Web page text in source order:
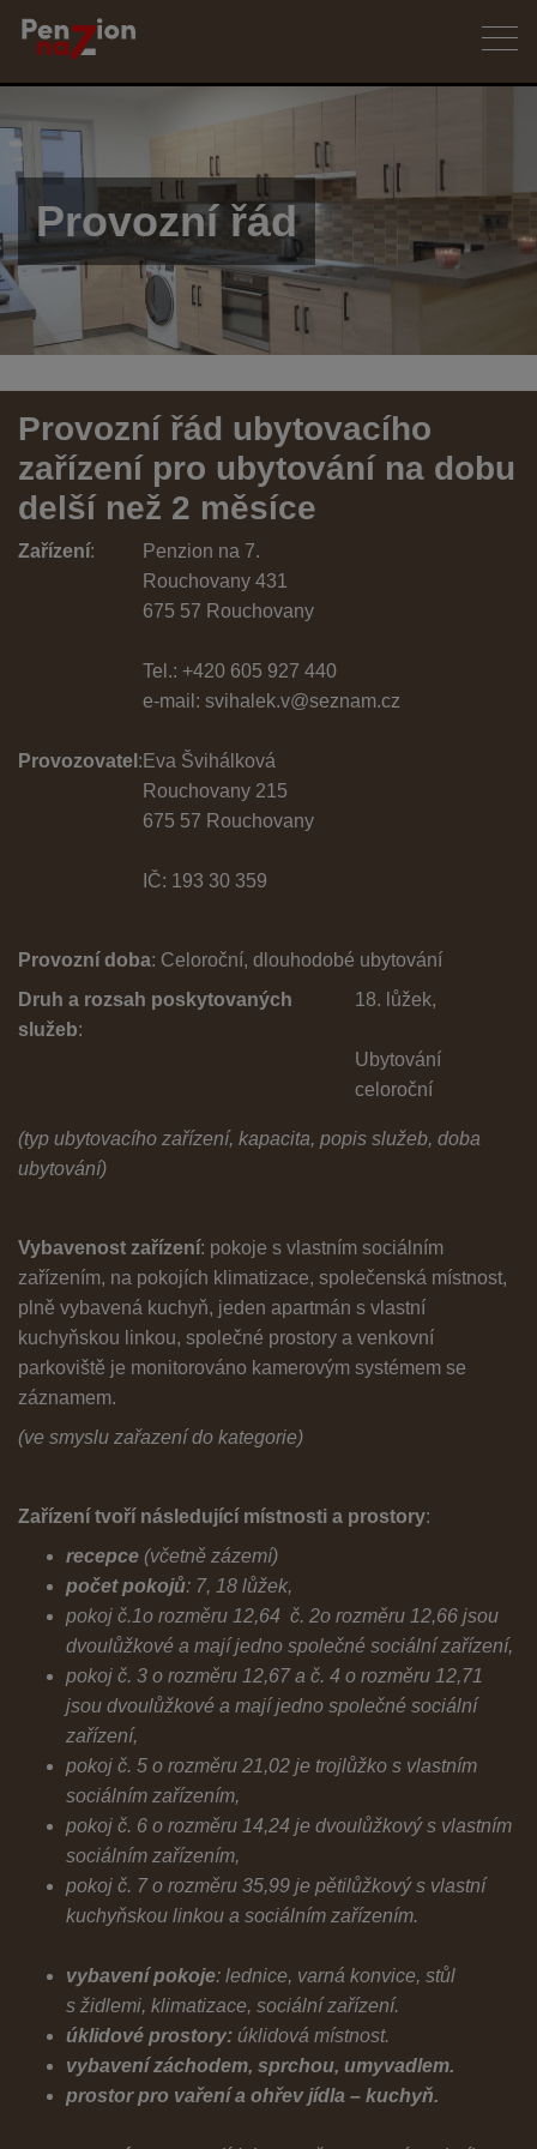
Provozní řád
Provozní řád ubytovacího
zařízení pro ubytování na dobu
delší než 2 měsíce
Zařízení:
Penzion na 7.
Rouchovany 431
675 57 Rouchovany
Tel.: +420 605 927 440
e-mail: svihalek.v@seznam.cz
Provozovatel : Eva Švihálková
Rouchovany 215
675 57 Rouchovany
IČ: 193 30 359
Provozní doba: Celoroční, dlouhodobé ubytování
Druh a rozsah poskytovaných
služeb:
18. lůžek,
Ubytování
celoroční
(typ ubytovacího zařízení, kapacita, popis služeb, doba
ubytování)
Vybavenost zařízení: pokoje s vlastním sociálním
zařízením, na pokojích klimatizace, společenská místnost,
plně vybavená kuchyň, jeden apartmán s vlastní
kuchyňskou linkou, společné prostory a venkovní
parkoviště je monitorováno kamerovým systémem se
záznamem.
(ve smyslu zařazení do kategorie)
Zařízení tvoří následující místnosti a prostory:
recepce (včetně zázemí)
počet pokojů: 7, 18 lůžek,
pokoj č.1o rozměru 12,64 č. 2o rozměru 12,66 jsou
dvoulůžkové a mají jedno společné sociální zařízení,
pokoj č. 3 o rozměru 12,67 a č. 4 o rozměru 12,71
jsou dvoulůžkové a mají jedno společné sociální
zařízení,
pokoj č. 5 o rozměru 21,02 je trojlůžko s vlastním
sociálním zařízením,
pokoj č. 6 o rozměru 14,24 je dvoulůžkový s vlastním
sociálním zařízením,
pokoj č. 7 o rozměru 35,99 je pětilůžkový s vlastní
kuchyňskou linkou a sociálním zařízením.
vybavení pokoje: lednice, varná konvice, stůl
s židlemi, klimatizace, sociální zařízení.
úklidové prostory: úklidová místnost.
vybavení záchodem, sprchou, umyvadlem.
prostor pro vaření a ohřev jídla – kuchyň.